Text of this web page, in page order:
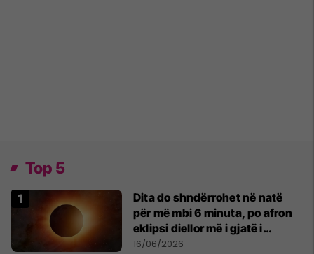
Top 5
Dita do shndërrohet në natë
për më mbi 6 minuta, po afron
eklipsi diellor më i gjatë i
shekullit të 21-të
16/06/2026